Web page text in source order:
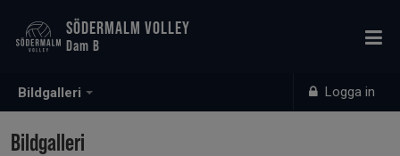
Bildgalleri Logga in
SÖDERMALM VOLLEY
Dam B
Bildgalleri